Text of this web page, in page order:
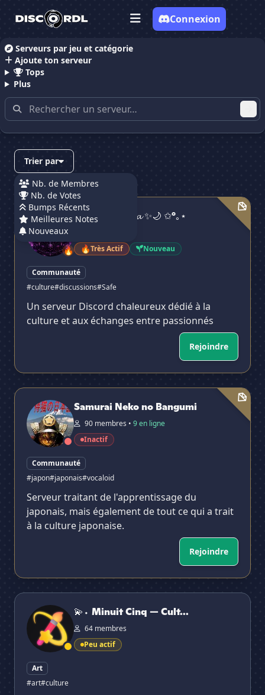
Serveurs par jeu et catégorie
Ajoute ton serveur
Tops
Plus
Connexion
Accueil
Serveurs Discord contenant
"culture"
Trier par
Nb. de Membres
Nb. de Votes
Bumps Récents
Meilleures Notes
Nouveaux
⋆｡°✩ 🌙✨ 𝓝𝓸𝓿𝓪 ✨🌙 ✩°｡⋆
🔥
⋆｡°✩ 🌙✨ 𝓝𝓸𝓿𝓪 ✨🌙 ✩°｡⋆
🔥Très Actif Nouveau
Communauté
#culture#discussions#Safe
Un serveur Discord chaleureux dédié à la
culture et aux échanges entre passionnés
Rejoindre
Samurai Neko no Bangumi
Samurai Neko no Bangumi
90 membres • 9 en ligne
Inactif
Communauté
#japon#japonais#vocaloid
Serveur traitant de l'apprentissage du
japonais, mais également de tout ce qui a trait
à la culture japonaise.
Rejoindre
💫⬩ Minuit Cinq — Culture & art
💫⬩ Minuit Cinq — Cult...
64 membres
Peu actif
Art
#art#culture
✕